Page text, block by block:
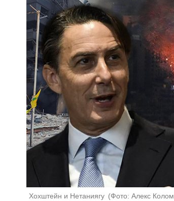
Хохштейн и Нетаниягу (Фото: Алекс